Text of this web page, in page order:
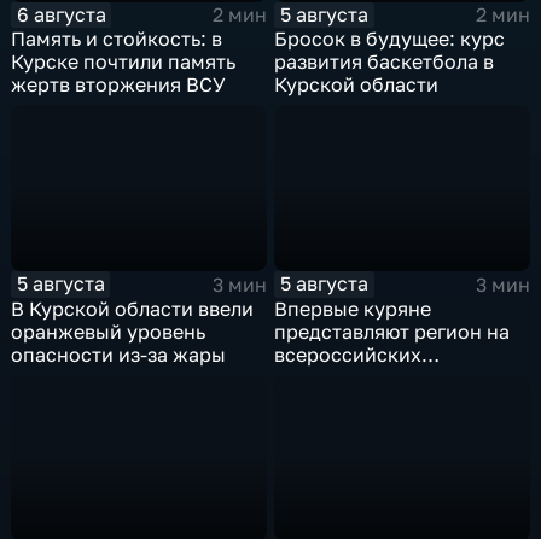
6 августа
2 мин
Память и стойкость: в
Курске почтили память
жертв вторжения ВСУ
5 августа
2 мин
Бросок в будущее: курс
развития баскетбола в
Курской области
5 августа
3 мин
В Курской области ввели
оранжевый уровень
опасности из-за жары
5 августа
3 мин
Впервые куряне
представляют регион на
всероссийских